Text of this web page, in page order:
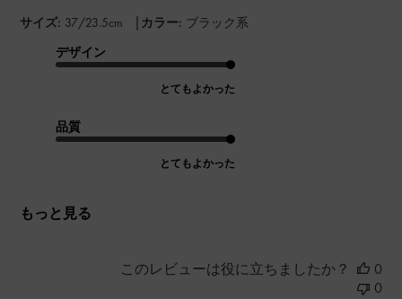
サイズ: 37/23.5cm | カラー: ブラック系
デザイン
とてもよかった
品質
とてもよかった
もっと見る
このレビューは役に立ちましたか？
0
0